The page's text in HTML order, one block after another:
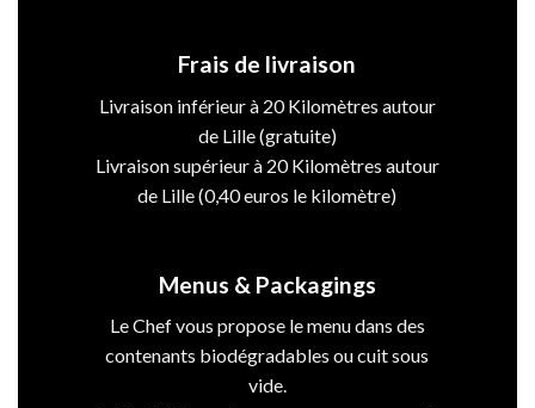
Frais de livraison
Livraison inférieur à 20 Kilomètres autour
de Lille (gratuite)
Livraison supérieur à 20 Kilomètres autour
de Lille (0,40 euros le kilomètre)
Menus & Packagings
Le Chef vous propose le menu dans des
contenants biodégradables ou cuit sous
vide.